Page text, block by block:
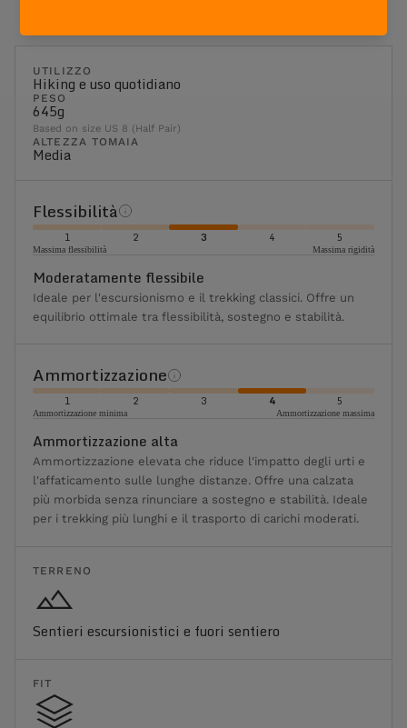
UTILIZZO
Hiking e uso quotidiano
PESO
645g
Based on size US 8 (Half Pair)
ALTEZZA TOMAIA
Media
Flessibilità
1 2 3 4 5
Massima flessibilità Massima rigidità
Moderatamente flessibile
Ideale per l'escursionismo e il trekking classici. Offre un
equilibrio ottimale tra flessibilità, sostegno e stabilità.
Ammortizzazione
1 2 3 4 5
Ammortizzazione minima Ammortizzazione massima
Ammortizzazione alta
Ammortizzazione elevata che riduce l'impatto degli urti e
l'affaticamento sulle lunghe distanze. Offre una calzata
più morbida senza rinunciare a sostegno e stabilità. Ideale
per i trekking più lunghi e il trasporto di carichi moderati.
TERRENO
Sentieri escursionistici e fuori sentiero
FIT